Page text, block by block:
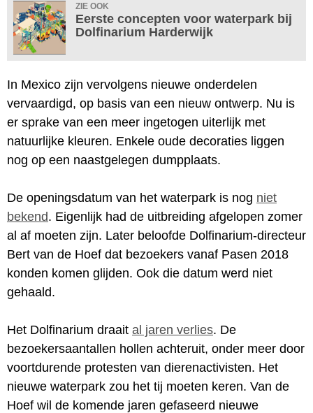
ZIE OOK
Eerste concepten voor waterpark bij
Dolfinarium Harderwijk
In Mexico zijn vervolgens nieuwe onderdelen
vervaardigd, op basis van een nieuw ontwerp. Nu is
er sprake van een meer ingetogen uiterlijk met
natuurlijke kleuren. Enkele oude decoraties liggen
nog op een naastgelegen dumpplaats.
De openingsdatum van het waterpark is nog niet
bekend. Eigenlijk had de uitbreiding afgelopen zomer
al af moeten zijn. Later beloofde Dolfinarium-directeur
Bert van de Hoef dat bezoekers vanaf Pasen 2018
konden komen glijden. Ook die datum werd niet
gehaald.
Het Dolfinarium draait al jaren verlies. De
bezoekersaantallen hollen achteruit, onder meer door
voortdurende protesten van dierenactivisten. Het
nieuwe waterpark zou het tij moeten keren. Van de
Hoef wil de komende jaren gefaseerd nieuwe